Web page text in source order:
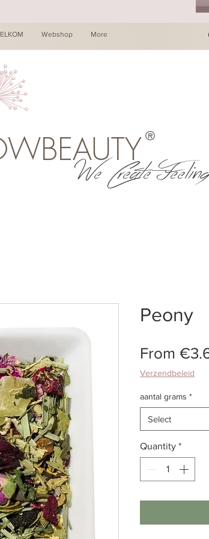
Webshop More
®
We Create Feeling
Peony
From
Verzendbeleid
aantal grams *
Select
Quantity *